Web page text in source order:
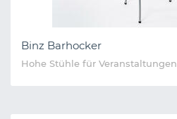
Binz Barhocker
Hohe Stühle für Veranstaltungen